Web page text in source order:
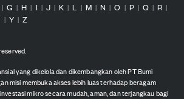
| G | H | I | J | K | L | M | N | O | P | Q | R |
| Y | Z
yang dikelola dan dikembangkan oleh PT Bumi
misi membuka akses lebih luas terhadap beragam
mikro secara mudah, aman, dan terjangkau bagi